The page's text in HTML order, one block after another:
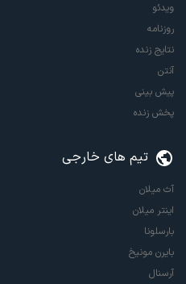
ویدئو
روزنامه
نتایج زنده
آنتن
پیش بینی
پخش زنده
تیم های خارجی
آث میلان
اینتر میلان
بارسلونا
بایرن مونیخ
آرسنال